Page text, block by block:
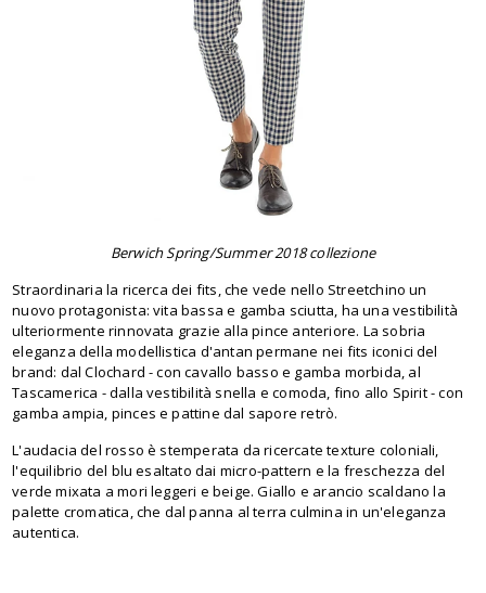
Berwich Spring/Summer 2018 collezione
Straordinaria la ricerca dei fits, che vede nello Streetchino un
nuovo protagonista: vita bassa e gamba sciutta, ha una vestibilità
ulteriormente rinnovata grazie alla pince anteriore. La sobria
eleganza della modellistica d'antan permane nei fits iconici del
brand: dal Clochard - con cavallo basso e gamba morbida, al
Tascamerica - dalla vestibilità snella e comoda, fino allo Spirit - con
gamba ampia, pinces e pattine dal sapore retrò.
L'audacia del rosso è stemperata da ricercate texture coloniali,
l'equilibrio del blu esaltato dai micro-pattern e la freschezza del
verde mixata a mori leggeri e beige. Giallo e arancio scaldano la
palette cromatica, che dal panna al terra culmina in un'eleganza
autentica.